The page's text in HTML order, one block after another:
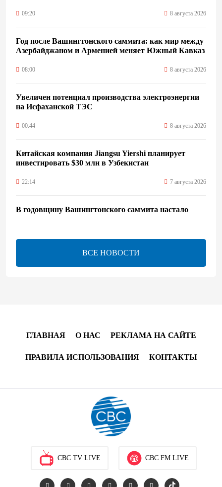
09:20 8 августа 2026
Год после Вашингтонского саммита: как мир между
Азербайджаном и Арменией меняет Южный Кавказ
08:00 8 августа 2026
Увеличен потенциал производства электроэнергии
на Исфаханской ТЭС
00:44 8 августа 2026
Китайская компания Jiangsu Yiershi планирует
инвестировать $30 млн в Узбекистан
22:14 7 августа 2026
В годовщину Вашингтонского саммита настало
Минфин Азербайджана отчитался о работе,
проделанной в I полугодии
17:20 7 августа 2026
PASHA Holding продолжает успешную реализацию
проекта «Fərqindəlik», который был запущен в 2025
Azercell представляет годовую подписку на сервис
«ZengimCELL»
7 августа 2026
ВСЕ НОВОСТИ
ГЛАВНАЯ О НАС РЕКЛАМА НА САЙТЕ
ПРАВИЛА ИСПОЛЬЗОВАНИЯ КОНТАКТЫ
CBC TV LIVE CBC FM LIVE